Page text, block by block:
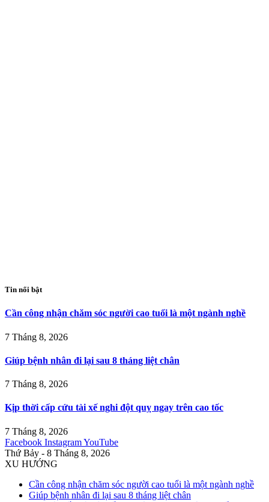
Tin nổi bật
Cần công nhận chăm sóc người cao tuổi là một ngành nghề
7 Tháng 8, 2026
Giúp bệnh nhân đi lại sau 8 tháng liệt chân
7 Tháng 8, 2026
Kịp thời cấp cứu tài xế nghi đột quỵ ngay trên cao tốc
7 Tháng 8, 2026
Facebook InstagramYouTube
Thứ Bảy - 8 Tháng 8, 2026
XU HƯỚNG
Cần công nhận chăm sóc người cao tuổi là một ngành nghề
Giúp bệnh nhân đi lại sau 8 tháng liệt chân